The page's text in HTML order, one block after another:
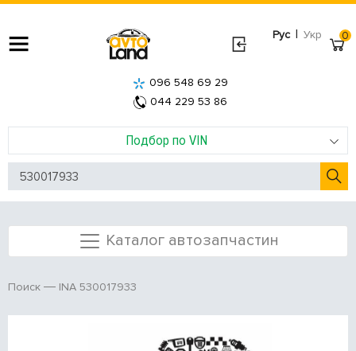
Рус | Укр
Подбор по VIN
096 548 69 29
044 229 53 86
0
Каталог автозапчастин
Поиск INA 530017933